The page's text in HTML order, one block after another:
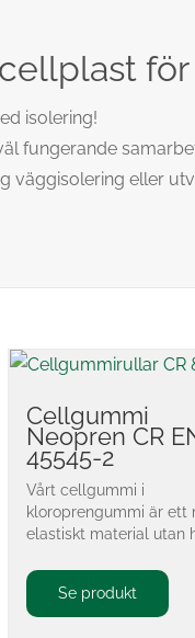
isolering!
fungerande
väggisolering eller
Cellgummi
Neopren CR
45545-2
Vårt cellgummi i
kloroprengummi är ett
elastiskt material utan
Se produkt